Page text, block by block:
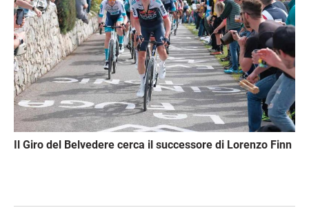
Il Giro del Belvedere cerca il successore di Lorenzo Finn